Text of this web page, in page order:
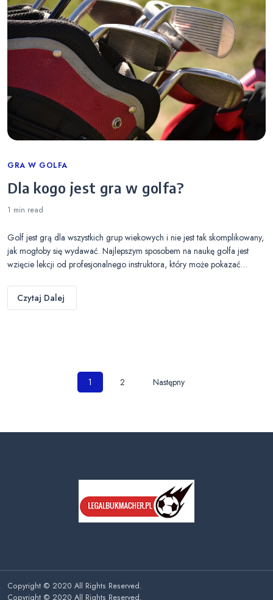
Categories
GRA W GOLFA
Dla kogo jest gra w golfa?
1 min read
Golf jest grą dla wszystkich grup wiekowych i nie jest tak skomplikowany,
jak mogłoby się wydawać. Najlepszym sposobem na naukę golfa jest
wzięcie lekcji od profesjonalnego instruktora, który może pokazać…
Czytaj Dalej
Nawigacja
1 2 Następny
Copyright © 2020 All Rights Reserved.
Copyright © 2020 All Rights Reserved.